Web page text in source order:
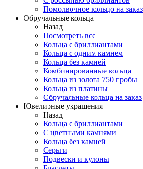
Помолвочное кольцо на заказ
Обручальные кольца
Назад
Посмотреть все
Кольца с бриллиантами
Кольца с одним камнем
Кольца без камней
Комбинированные кольца
Кольца из золота 750 пробы
Кольца из платины
Обручальные кольца на заказ
Ювелирные украшения
Назад
Кольца с бриллиантами
С цветными камнями
Кольца без камней
Серьги
Подвески и кулоны